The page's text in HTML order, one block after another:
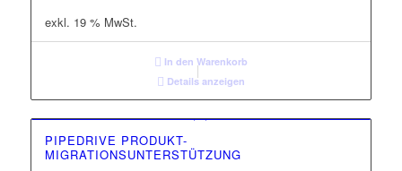
exkl. 19 % MwSt.
In den Warenkorb
Details anzeigen
PIPEDRIVE PRODUKT-
MIGRATIONSUNTERSTÜTZUNG